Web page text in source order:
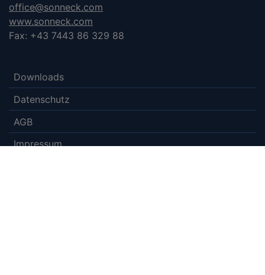
office@sonneck.com
www.sonneck.com
Fax: +43 7443 86 329 88
Downloads
Datenschutz
AGB
Impressum